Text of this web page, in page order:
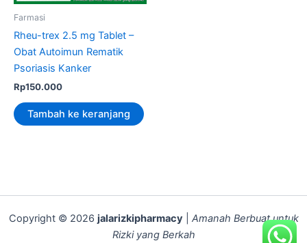
Farmasi
Rheu-trex 2.5 mg Tablet –
Obat Autoimun Rematik
Psoriasis Kanker
Rp150.000
Tambah ke keranjang
Copyright © 2026 jalarizkipharmacy
Amanah Berbuat untuk
Rizki yang Berkah